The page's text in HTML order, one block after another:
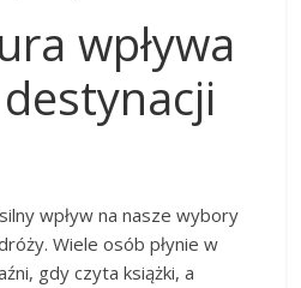
wpływa
wpływ na nasze wybory
Wiele osób płynie w
gdy czyta książki, a